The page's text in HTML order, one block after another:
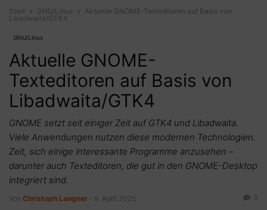
Start GNU/Linux
Aktuelle GNOME-Texteditoren auf Basis von
Libadwaita/GTK4
GNU/Linux
Aktuelle GNOME-
Texteditoren auf Basis von
Libadwaita/GTK4
GNOME setzt seit einiger Zeit auf GTK4 und Libadwaita.
Viele Anwendungen nutzen diese modernen Technologien.
Zeit, sich einige interessante Programme anzusehen –
darunter auch Texteditoren, die gut in den GNOME-Desktop
integriert sind.
Von Christoph Langner 9. April 2025 3